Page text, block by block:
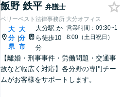
飯野 鉄平 弁護士
ベリーベスト法律事務所 大分オフィス
大
分
県
|
大
分
市
大分駅か
ら徒歩10
分
営業時間：09:30~1
8:00（土日祝日）
【離婚・刑事事件・労働問題・交通事
故など幅広く対応】各分野の専門チー
ムがお客様をサポートします。